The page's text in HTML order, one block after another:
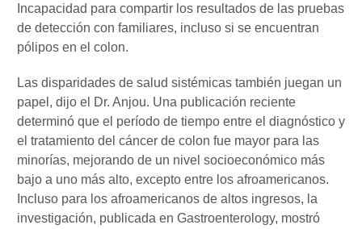
Incapacidad para compartir los resultados de las pruebas
de detección con familiares, incluso si se encuentran
pólipos en el colon.
Las disparidades de salud sistémicas también juegan un
papel, dijo el Dr. Anjou. Una publicación reciente
determinó que el período de tiempo entre el diagnóstico y
el tratamiento del cáncer de colon fue mayor para las
minorías, mejorando de un nivel socioeconómico más
bajo a uno más alto, excepto entre los afroamericanos.
Incluso para los afroamericanos de altos ingresos, la
investigación, publicada en Gastroenterology, mostró